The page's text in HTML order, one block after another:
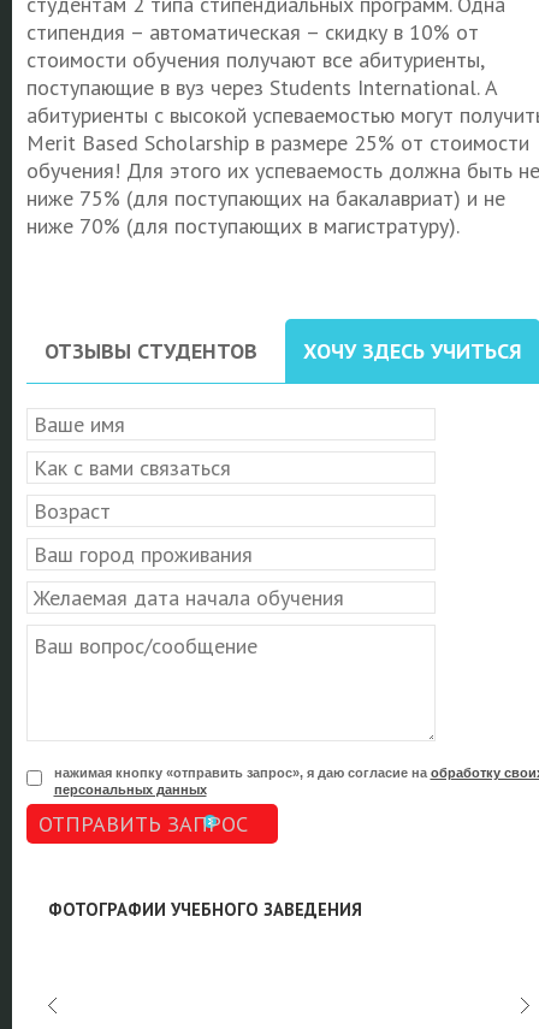
стипендия – автоматическая – скидку в 10% от
стоимости обучения получают все абитуриенты,
поступающие в вуз через Students International. А
абитуриенты с высокой успеваемостью могут
Merit Based Scholarship в размере 25% от стоимости
обучения! Для этого их успеваемость должна быть не
ниже 75% (для поступающих на бакалавриат) и не
ниже 70% (для поступающих в магистратуру).
ОТЗЫВЫ СТУДЕНТОВ ХОЧУ ЗДЕСЬ УЧИТЬСЯ
нажимая кнопку «отправить запрос», я даю согласие на обработку
персональных данных
ОТПРАВИТЬ ЗАПРОС
ФОТОГРАФИИ УЧЕБНОГО ЗАВЕДЕНИЯ